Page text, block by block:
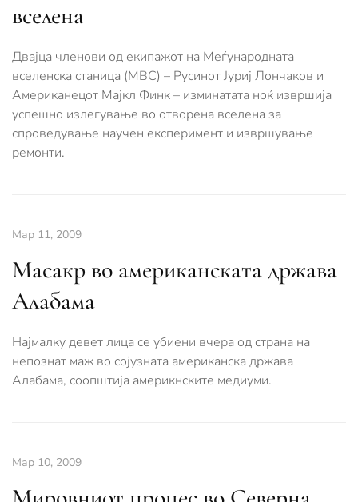
вселена
Двајца членови од екипажот на Меѓународната
вселенска станица (МВС) – Русинот Јуриј Лончаков и
Американецот Мајкл Финк – изминатата ноќ извршија
успешно излегување во отворена вселена за
спроведување научен експеримент и извршување
ремонти.
Мар 11, 2009
Масакр во американската држава
Алабама
Најмалку девет лица се убиени вчера од страна на
непознат маж во сојузната американска држава
Алабама, соопштија америкнските медиуми.
Мар 10, 2009